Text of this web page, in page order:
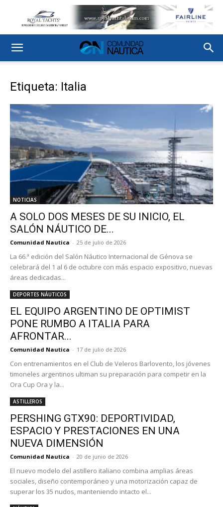
Etiqueta: Italia
NOTICIAS
A SOLO DOS MESES DE SU INICIO, EL
SALÓN NÁUTICO DE...
Comunidad Nautica - 25 de julio de 2026
La 66.ª edición del Salón Náutico Internacional de Génova se
celebrará del 1 al 6 de octubre con más espacio expositivo, nuevas
áreas dedicadas...
DEPORTES NÁUTICOS
EL EQUIPO ARGENTINO DE OPTIMIST
PONE RUMBO A ITALIA PARA
AFRONTAR...
Comunidad Nautica - 17 de julio de 2026
Con entrenamientos en el Club de Veleros Barlovento, los jóvenes
timoneles argentinos ultiman su preparación para competir en la
Ora Cup Ora y la...
ASTILLEROS
PERSHING GTX90: DEPORTIVIDAD,
ESPACIO Y PRESTACIONES EN UNA
NUEVA DIMENSIÓN
Comunidad Nautica - 20 de junio de 2026
El nuevo modelo del astillero italiano combina amplias áreas
sociales, diseño contemporáneo y una motorización capaz de
superar los 35 nudos, manteniendo intacto el...